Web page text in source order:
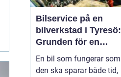
Bilservice på en
bilverkstad i Tyresö:
Grunden för en
trygg och hållbar
bilvardag
En bil som fungerar som
den ska sparar både tid,